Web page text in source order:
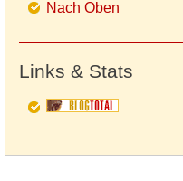
Nach Oben
Links & Stats